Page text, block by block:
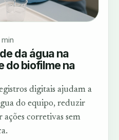
da água na
do biofilme na
digitais ajudam a
do equipo, reduzir
corretivas sem